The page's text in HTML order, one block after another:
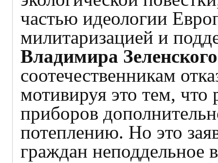
частью идеологии
милитаризацией и
Владимира Зеленского
соотечественникам
мотивируя это тем, что
приборов
потеплению. Но это
граждан неподдельное